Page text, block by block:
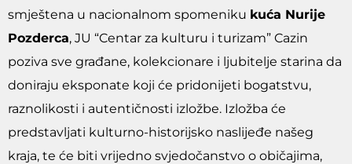
smještena u nacionalnom spomeniku kuća Nurije
Pozderca, JU “Centar za kulturu i turizam” Cazin
poziva sve građane, kolekcionare i ljubitelje starina da
doniraju eksponate koji će pridonijeti bogatstvu,
raznolikosti i autentičnosti izložbe. Izložba će
predstavljati kulturno-historijsko naslijeđe našeg
kraja, te će biti vrijedno svjedočanstvo o običajima,